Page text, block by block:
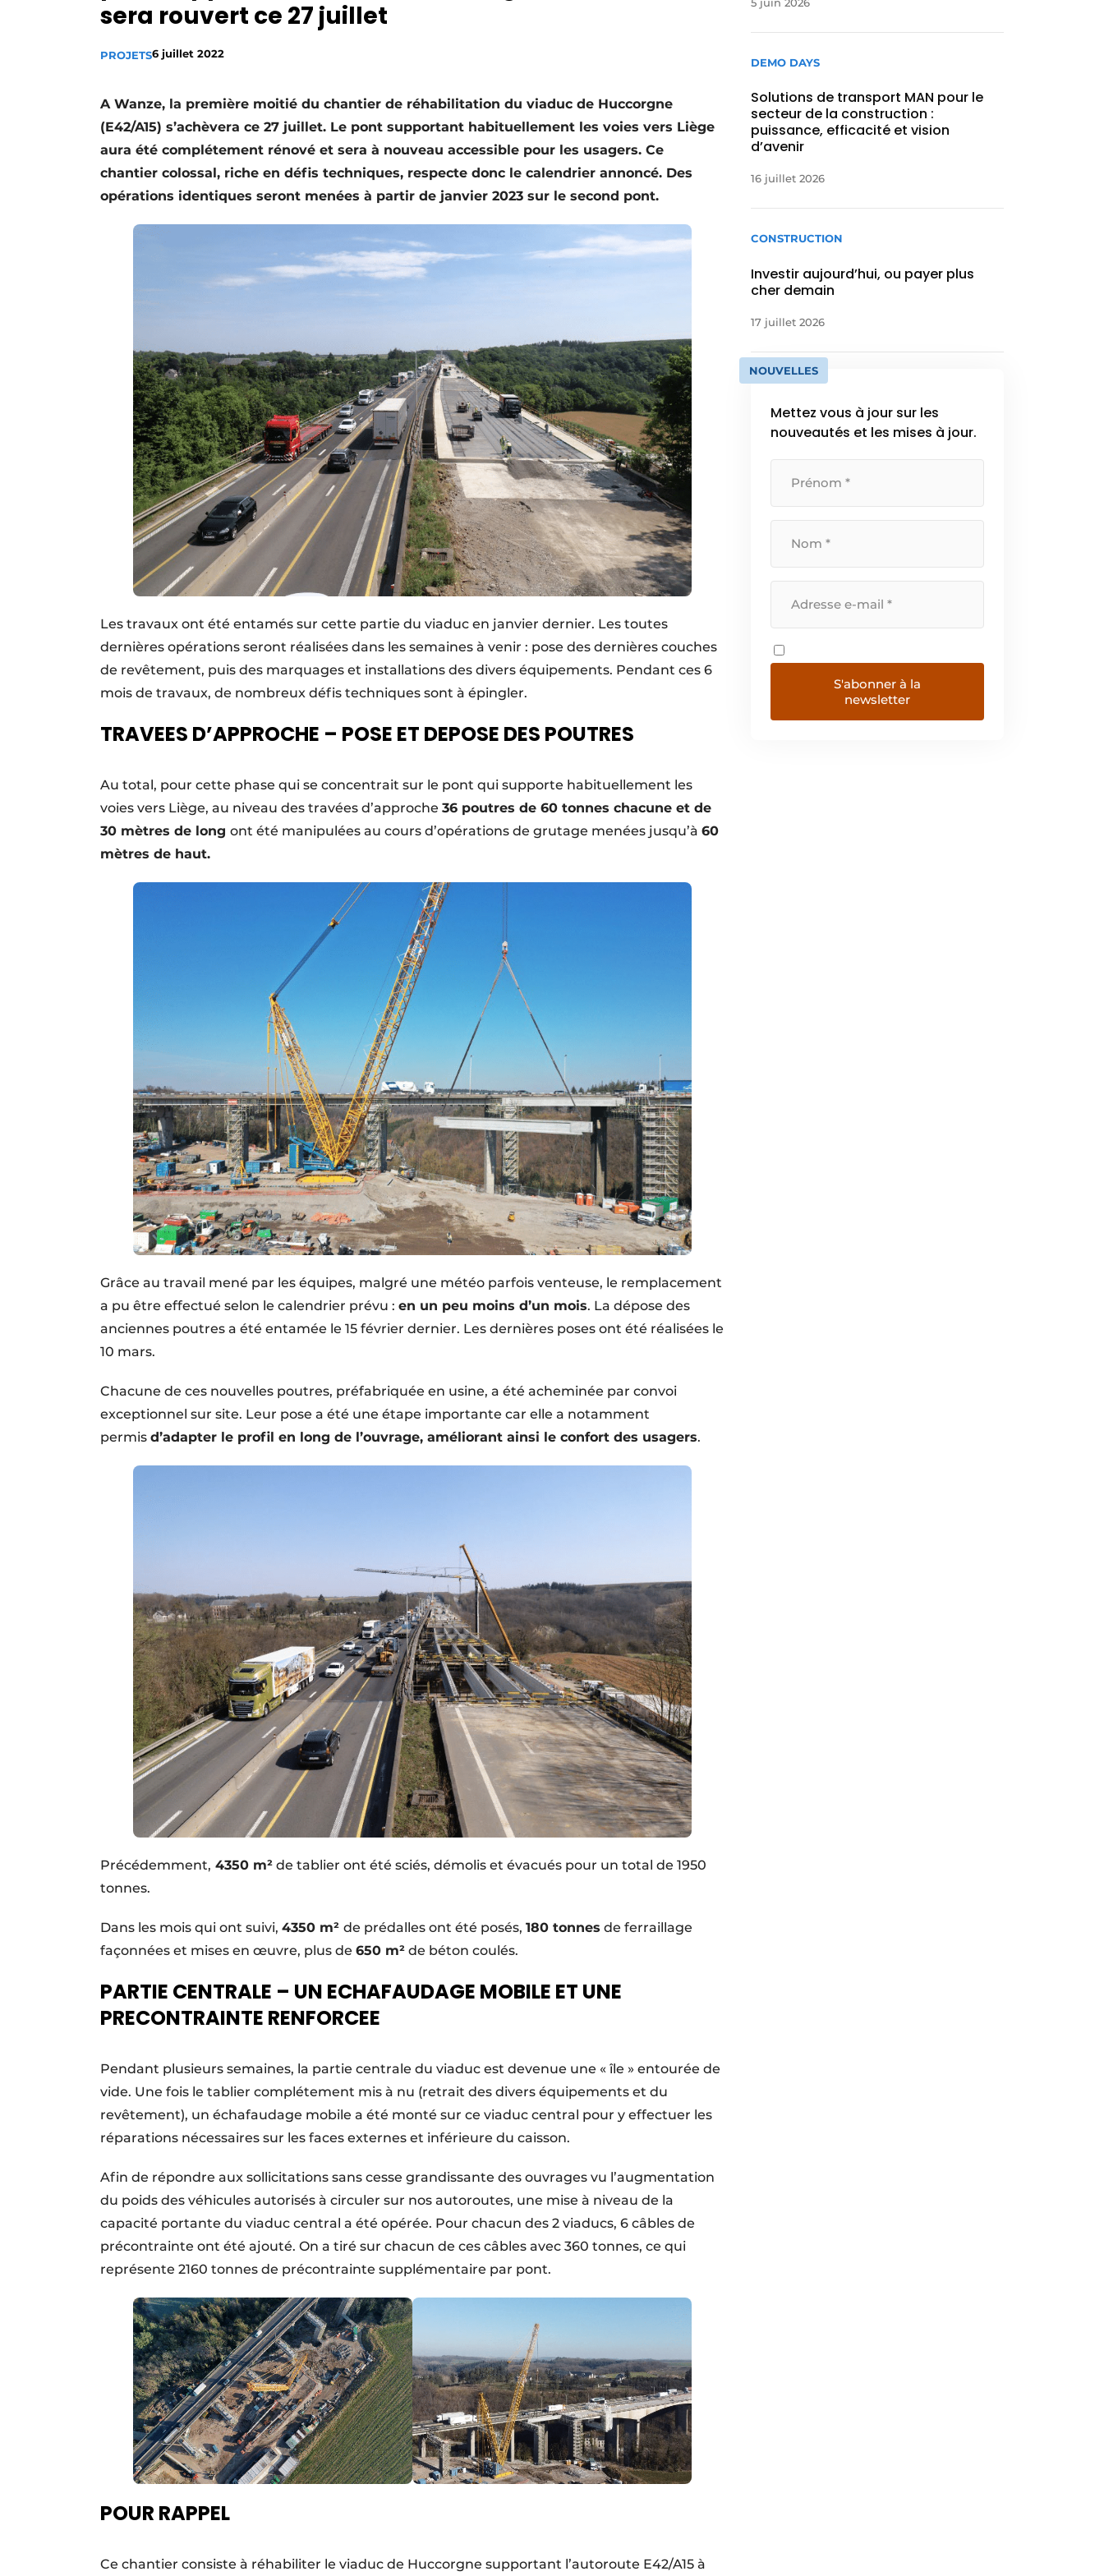
Termes et conditions
Video’s
sera rouvert ce 27 juillet
PROJETS6 juillet 2022
A Wanze, la première moitié du chantier de réhabilitation du viaduc de Huccorgne
(E42/A15) s’achèvera ce 27 juillet. Le pont supportant habituellement les voies vers Liège
aura été complétement rénové et sera à nouveau accessible pour les usagers. Ce
chantier colossal, riche en défis techniques, respecte donc le calendrier annoncé. Des
opérations identiques seront menées à partir de janvier 2023 sur le second pont.
Les travaux ont été entamés sur cette partie du viaduc en janvier dernier. Les toutes
dernières opérations seront réalisées dans les semaines à venir : pose des dernières couches
de revêtement, puis des marquages et installations des divers équipements. Pendant ces 6
mois de travaux, de nombreux défis techniques sont à épingler.
TRAVEES D’APPROCHE – POSE ET DEPOSE DES POUTRES
Au total, pour cette phase qui se concentrait sur le pont qui supporte habituellement les
voies vers Liège, au niveau des travées d’approche 36 poutres de 60 tonnes chacune et de
30 mètres de long ont été manipulées au cours d’opérations de grutage menées jusqu’à 60
mètres de haut.
Grâce au travail mené par les équipes, malgré une météo parfois venteuse, le remplacement
a pu être effectué selon le calendrier prévu : en un peu moins d’un mois. La dépose des
anciennes poutres a été entamée le 15 février dernier. Les dernières poses ont été réalisées le
10 mars.
Chacune de ces nouvelles poutres, préfabriquée en usine, a été acheminée par convoi
exceptionnel sur site. Leur pose a été une étape importante car elle a notamment
permis d’adapter le profil en long de l’ouvrage, améliorant ainsi le confort des usagers.
Précédemment, 4350 m² de tablier ont été sciés, démolis et évacués pour un total de 1950
tonnes.
Dans les mois qui ont suivi, 4350 m² de prédalles ont été posés, 180 tonnes de ferraillage
façonnées et mises en œuvre, plus de 650 m² de béton coulés.
PARTIE CENTRALE – UN ECHAFAUDAGE MOBILE ET UNE
PRECONTRAINTE RENFORCEE
Pendant plusieurs semaines, la partie centrale du viaduc est devenue une « île » entourée de
vide. Une fois le tablier complétement mis à nu (retrait des divers équipements et du
revêtement), un échafaudage mobile a été monté sur ce viaduc central pour y effectuer les
réparations nécessaires sur les faces externes et inférieure du caisson.
Afin de répondre aux sollicitations sans cesse grandissante des ouvrages vu l’augmentation
du poids des véhicules autorisés à circuler sur nos autoroutes, une mise à niveau de la
capacité portante du viaduc central a été opérée. Pour chacun des 2 viaducs, 6 câbles de
précontrainte ont été ajouté. On a tiré sur chacun de ces câbles avec 360 tonnes, ce qui
représente 2160 tonnes de précontrainte supplémentaire par pont.
POUR RAPPEL
Ce chantier consiste à réhabiliter le viaduc de Huccorgne supportant l’autoroute E42/A15 à
DEMO DAYS
Solutions de transport MAN pour le
secteur de la construction :
puissance, efficacité et vision
d’avenir
16 juillet 2026
CONSTRUCTION
Investir aujourd’hui, ou payer plus
cher demain
17 juillet 2026
NOUVELLES
Mettez vous à jour sur les
nouveautés et les mises à jour.
S'abonner à la
newsletter